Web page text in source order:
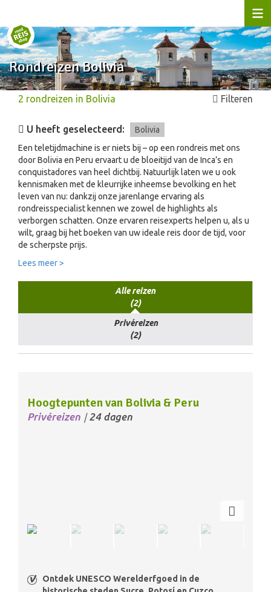
Rondreizen Bolivia
2 rondreizen in Bolivia Filteren
U heeft geselecteerd:
Bolivia
Een teletijdmachine is er niets bij – op een rondreis met ons
door Bolivia en Peru ervaart u de bloeitijd van de Inca’s en
conquistadores van heel dichtbij. Natuurlijk laten we u ook
kennismaken met de kleurrijke inheemse bevolking en het
leven van nu: dankzij onze jarenlange ervaring als
rondreisspecialist kennen we zowel de highlights als
verborgen schatten. Onze ervaren reisexperts helpen u, als u
wilt, graag bij het boeken van uw ideale reis door de tijd, voor
de scherpste prijs.
Lees meer >
Alle reizen
(2)
Privéreizen
(2)
Hoogtepunten van Bolivia & Peru
Privéreizen / 24 dagen
Ontdek UNESCO Werelderfgoed in de